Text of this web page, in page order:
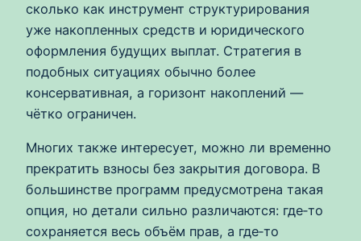
сколько как инструмент структурирования
уже накопленных средств и юридического
оформления будущих выплат. Стратегия в
подобных ситуациях обычно более
консервативная, а горизонт накоплений —
чётко ограничен.
Многих также интересует, можно ли временно
прекратить взносы без закрытия договора. В
большинстве программ предусмотрена такая
опция, но детали сильно различаются: где‑то
сохраняется весь объём прав, а где‑то